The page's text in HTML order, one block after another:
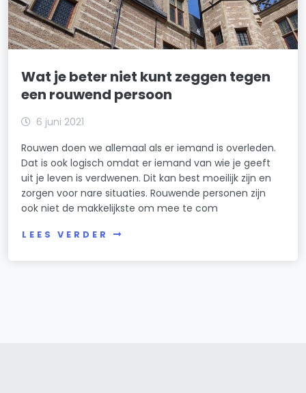
Wat je beter niet kunt zeggen tegen
een rouwend persoon
6 juni 2021
Rouwen doen we allemaal als er iemand is overleden.
Dat is ook logisch omdat er iemand van wie je geeft
uit je leven is verdwenen. Dit kan best moeilijk zijn en
zorgen voor nare situaties. Rouwende personen zijn
ook niet de makkelijkste om mee te com
LEES VERDER